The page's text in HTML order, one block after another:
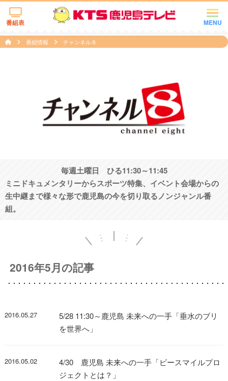
MENU
番組表
番組情報 チャンネル８
毎週土曜日 ひる11:30～11:45
ミニドキュメンタリーからスポーツ特集、イベント会場からの
生中継まで様々な形で鹿児島の今を切り取るノンジャンル番
組。
2016年5月の記事
2016.05.27
5/28 11:30～鹿児島 未来への一手「垂水のブリ
を世界へ」
2016.05.02
4/30 鹿児島 未来への一手「ビースマイルプロ
ジェクトとは？」